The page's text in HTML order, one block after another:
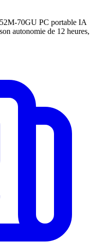
70GU PC portable IA
autonomie de 12 heures,